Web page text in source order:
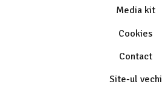
Media kit
Cookies
Contact
Site-ul vechi